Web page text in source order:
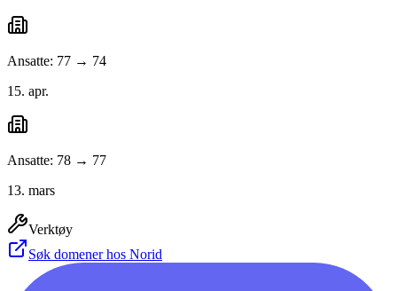
Ansatte: 77 → 74
15. apr.
Ansatte: 78 → 77
13. mars
Verktøy
Søk domener hos Norid